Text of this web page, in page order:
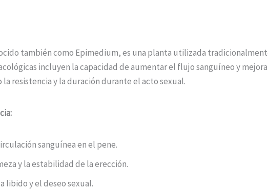
también como Epimedium, es una planta utilizada
incluyen la capacidad de aumentar el flujo sanguíneo y
resistencia y la duración durante el acto sexual.
sanguínea en el pene.
y la estabilidad de la erección.
libido y el deseo sexual.